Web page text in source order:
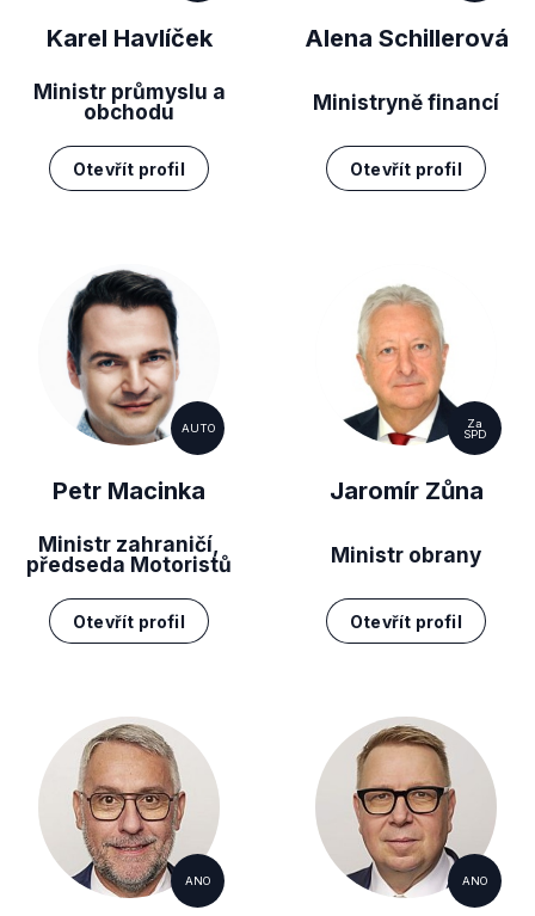
Karel Havlíček
Ministr průmyslu a
obchodu
Otevřít profil
Alena Schillerová
Ministryně financí
Otevřít profil
AUTO
Petr Macinka
Ministr zahraničí,
předseda Motoristů
Otevřít profil
Za
SPD
Jaromír Zůna
Ministr obrany
Otevřít profil
ANO ANO